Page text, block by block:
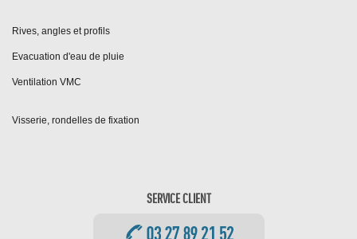
Rives, angles et profils
Evacuation d'eau de pluie
Ventilation VMC
Visserie, rondelles de fixation
SERVICE CLIENT